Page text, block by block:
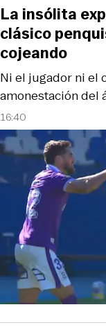
16:40
Ni el jugador ni el
amonestación del
La insólita
clásico
cojeando